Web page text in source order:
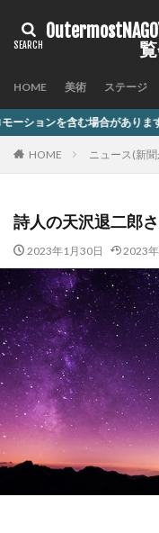
HOME 美術 ステージ
ります
HOME ニュース(新
詩人の天沢退二郎
2023年1月30日 2023